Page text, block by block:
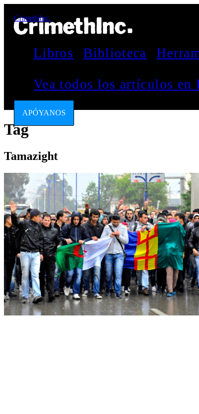
CrimethInc.
Libros Biblioteca
Vea todos los artículos en
APÓYANOS
Tag
Tamazight